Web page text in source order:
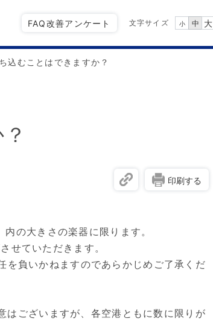
FAQ改善アンケート 文字サイズ 小 中 大
込むことはできますか？
印刷する
の大きさの楽器に限ります。
せていただきます。
を負いかねますのであらかじめご了承くだ
ございますが、各空港ともに数に限りが